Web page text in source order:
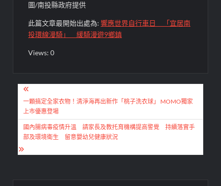
圖/南投縣政府提供
此篇文章最開始出處為:響應世界自行車日 「宜居南
投環線漫騎」 緩騎漫遊9鄉鎮
Views: 0
文
章
導
覽
一顆搞定全家衣物！清淨海再出新作「桃子洗衣球」 MOMO獨家
上市優惠登場
國內腸病毒疫情升溫 請家長及教托育機構提高警覺 持續落實手
部及環境衛生 留意嬰幼兒健康狀況